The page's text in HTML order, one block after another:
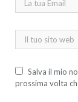
Salva il mio
prossima volta